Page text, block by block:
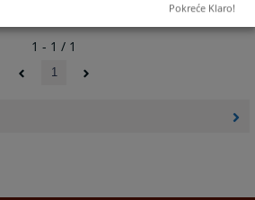
1 - 1 / 1
1
Pokreće Klaro!